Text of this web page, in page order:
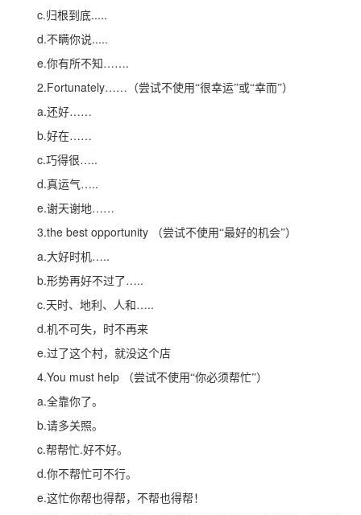
c.归根到底.....
d.不瞒你说.....
e.你有所不知 …….
2.Fortunately…… （尝试不使用“很幸运”或“幸而”）
a.还好……
b.好在……
c.巧得很…..
d.真运气…..
e.谢天谢地……
3.the best opportunity
（尝试不使用“最好的机会”）
a.大好时机…..
b.形势再好不过了…..
c.天时、地利、人和 …..
d.机不可失，时不再来
e.过了这个村，就没这个店
4.You must help （尝试不使用“你必须帮忙”）
a.全靠你了。
b.请多关照。
c.帮帮忙.好不好。
d.你不帮忙可不行。
e.这忙你帮也得帮，不帮也得帮！